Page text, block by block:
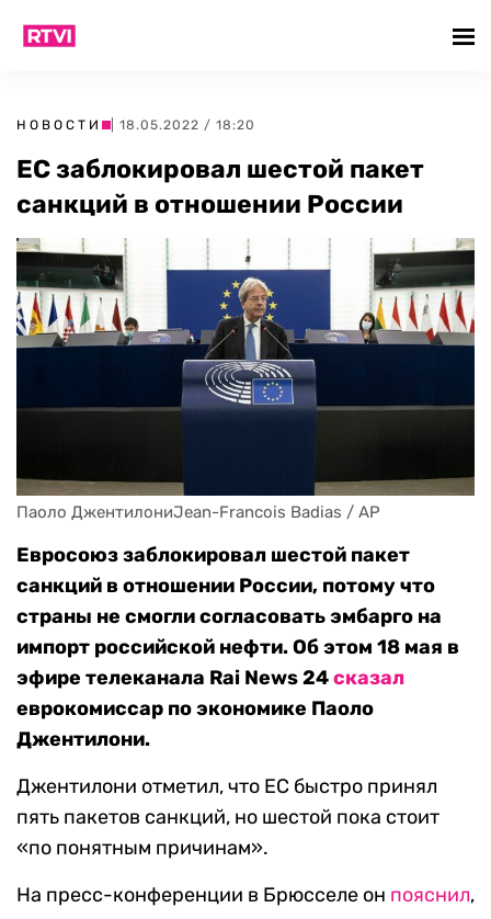
НОВОСТИ | 18.05.2022 / 18:20
ЕС заблокировал шестой пакет
санкций в отношении России
Паоло ДжентилониJean-Francois Badias / AP
Евросоюз заблокировал шестой пакет
санкций в отношении России, потому что
страны не смогли согласовать эмбарго на
импорт российской нефти. Об этом 18 мая в
эфире телеканала Rai News 24сказал
еврокомиссар по экономике Паоло
Джентилони.
Джентилони отметил, что ЕС быстро принял
пять пакетов санкций, но шестой пока стоит
«по понятным причинам».
На пресс-конференции в Брюсселе он пояснил,